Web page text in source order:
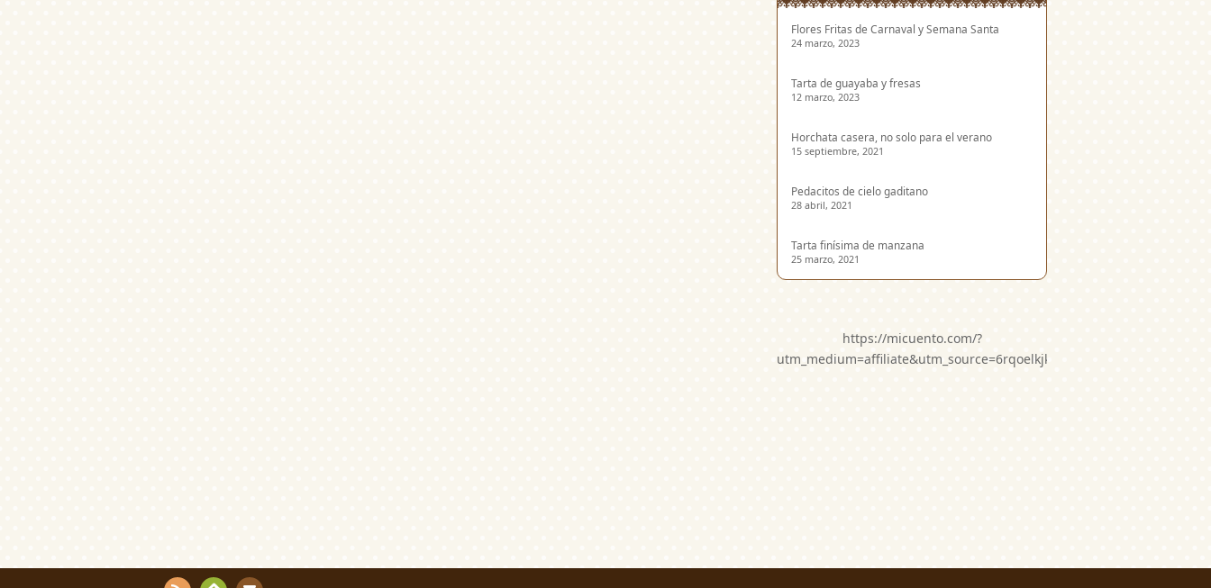
Flores Fritas de Carnaval y Semana Santa
24 marzo, 2023
Tarta de guayaba y fresas
12 marzo, 2023
Horchata casera, no solo para el verano
15 septiembre, 2021
Pedacitos de cielo gaditano
28 abril, 2021
Tarta finísima de manzana
25 marzo, 2021
https://micuento.com/?
utm_medium=affiliate&utm_source=6rqoelkjkwg